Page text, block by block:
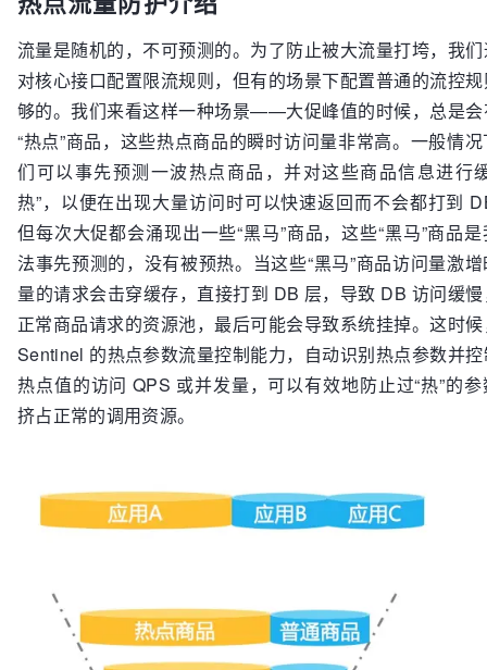
流量是随机的，不可预测的。为了防止被大流量打垮，我
对核心接口配置限流规则，但有的场景下配置普通的流控
够的。我们来看这样一种场景——大促峰值的时候，总是会
“热点”商品，这些热点商品的瞬时访问量非常高。一般情
们可以事先预测一波热点商品，并对这些商品信息进行
热”，以便在出现大量访问时可以快速返回而不会都打到
但每次大促都会涌现出一些“黑马”商品，这些“黑马”商品
法事先预测的，没有被预热。当这些“黑马”商品访问量激
量的请求会击穿缓存，直接打到 DB 层，导致 DB 访问缓
正常商品请求的资源池，最后可能会导致系统挂掉。这时
Sentinel 的热点参数流量控制能力，自动识别热点参数并
热点值的访问 QPS 或并发量，可以有效地防止过“热”的
挤占正常的调用资源。